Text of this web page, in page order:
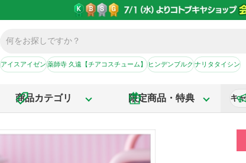
アイスアイゼン薬師寺 久遠【チアコスチューム】ヒンデンブルクナリタタイシン
商品カテゴリ 限定商品・特典 キ